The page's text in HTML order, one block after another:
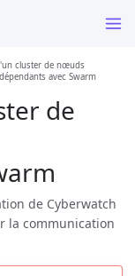
cluster de nœuds
avec Swarm
de
de Cyberwatch
la communication